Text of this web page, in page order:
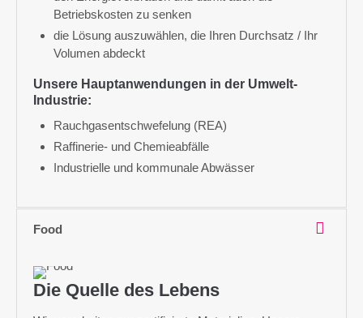
Betriebskosten zu senken
die Lösung auszuwählen, die Ihren Durchsatz / Ihr
Volumen abdeckt
Unsere Hauptanwendungen in der Umwelt-
Industrie:
Rauchgasentschwefelung (REA)
Raffinerie- und Chemieabfälle
Industrielle und kommunale Abwässer
Food
Die Quelle des Lebens